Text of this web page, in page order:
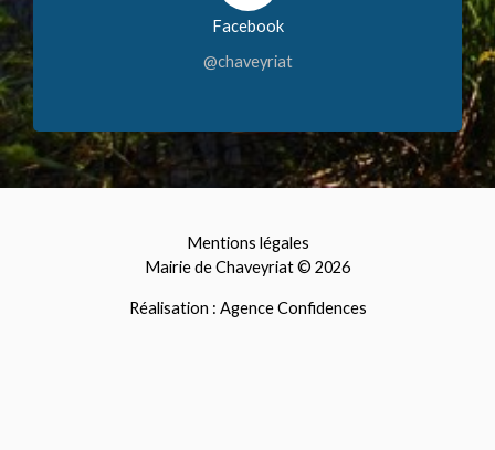
Facebook
@chaveyriat
Mentions légales
Mairie de Chaveyriat © 2026
Réalisation : Agence Confidences